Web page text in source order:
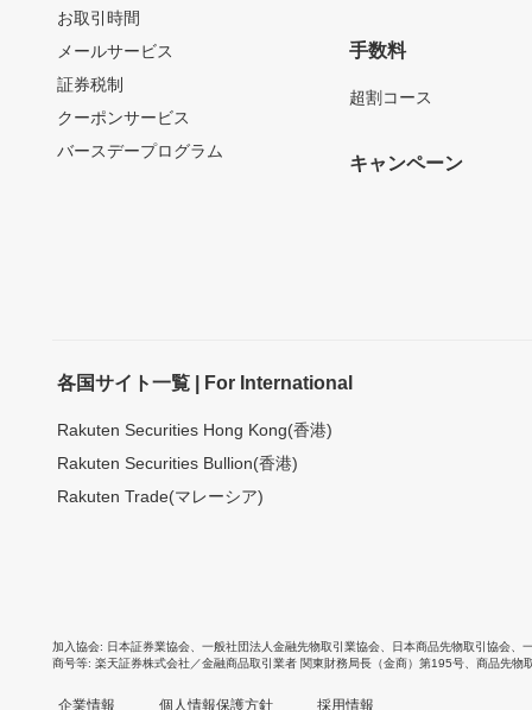
お取引時間
メールサービス
証券税制
クーポンサービス
バースデープログラム
手数料
超割コース
キャンペーン
各国サイト一覧 | For International
Rakuten Securities Hong Kong(香港)
Rakuten Securities Bullion(香港)
Rakuten Trade(マレーシア)
加入協会 日本証券業協会 一般社団法人金融先物取引業協会 日本商品先物取引協会
商号等 楽天証券株式会社／金融商品取引業者 関東財務局長（金商）第195号、商品先物
企業情報 個人情報保護方針 採用情報